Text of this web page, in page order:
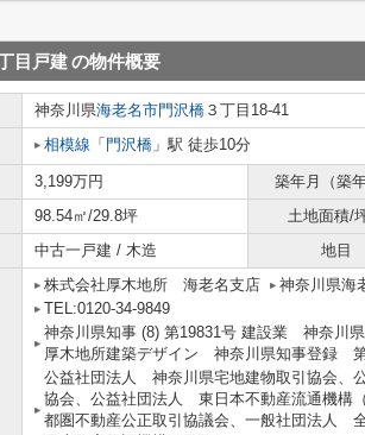
目戸建の物件概要
神奈川県海老名市門沢橋 ３丁目18-41
相模線 「 門沢橋 」駅 徒歩10分
3,199万円
築年月（築
98.54㎡/29.8坪
土地面積/
中古一戸建 / 木造 地目
株式会社厚木地所 海老名支店
神奈川県海
TEL:0120-34-9849
神奈川県知事 (8) 第19831号 建設業 神奈川
厚木地所建築デザイン 神奈川県知事登録
公益社団法人 神奈川県宅地建物取引協会、
協会、公益社団法人 東日本不動産流通機構
都圏不動産公正取引協議会、一般社団法人